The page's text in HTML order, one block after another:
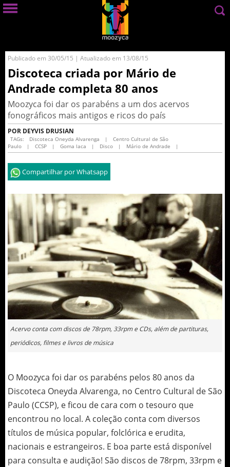
Publicado em 30/05/15 | Atualizado em 13/08/15
Discoteca criada por Mário de
Andrade completa 80 anos
Moozyca foi dar os parabéns a um dos acervos
fonográficos mais antigos e ricos do país
POR DEYVIS DRUSIAN
TAGs: Discoteca Oneyda Alvarenga |
Centro Cultural de São
Paulo
| CCSP | Goma laca | Disco | Mário de Andrade |
Compartilhar por Whatsapp
Acervo conta com discos de 78rpm, 33rpm e CDs, além de partituras,
periódicos, filmes e livros de música
O Moozyca foi dar os parabéns pelos 80 anos da
Discoteca Oneyda Alvarenga, no Centro Cultural de São
Paulo (CCSP), e ficou de cara com o tesouro que
encontrou no local. A coleção conta com diversos
títulos de música popular, folclórica e erudita,
nacionais e estrangeiros. E boa parte está disponível
para consulta e audição! São discos de 78rpm, 33rpm e